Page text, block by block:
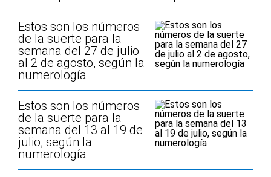
Estos son los números
de la suerte para la
semana del 27 de julio
al 2 de agosto, según la
numerología
Estos son los números
de la suerte para la
semana del 13 al 19 de
julio, según la
numerología